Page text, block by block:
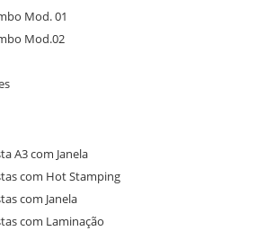
Mod. 01
Mod.02
A3 com Janela
com Hot Stamping
com Janela
com Laminação